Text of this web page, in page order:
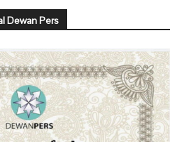
Dewan Pers